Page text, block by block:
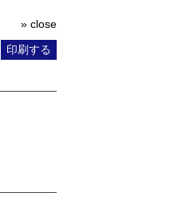
» close
印刷する